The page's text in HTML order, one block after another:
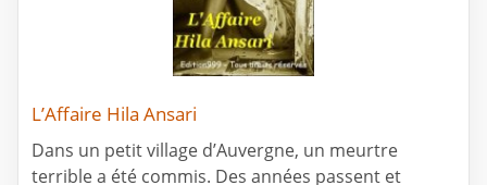
L’Affaire Hila Ansari
Dans un petit village d’Auvergne, un meurtre
terrible a été commis. Des années passent et